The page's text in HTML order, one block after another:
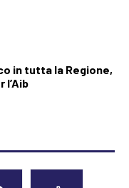
in tutta la Regione,
l’Aib